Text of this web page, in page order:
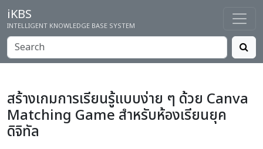
iKBS
INTELLIGENT KNOWLEDGE BASE SYSTEM
สร้างเกมการเรียนรู้แบบง่าย ๆ ด้วย Canva
Matching Game สำหรับห้องเรียนยุค
ดิจิทัล